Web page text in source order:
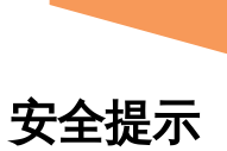
安全提示